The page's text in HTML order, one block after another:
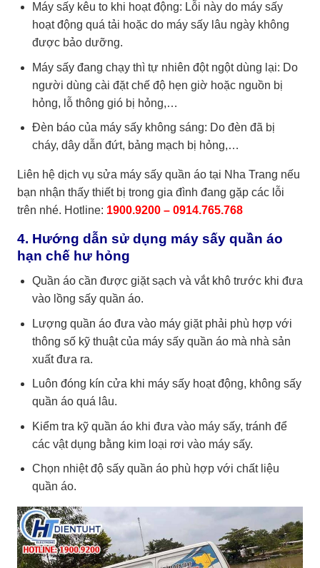
Máy sấy kêu to khi hoạt động: Lỗi này do máy sấy
hoạt động quá tải hoặc do máy sấy lâu ngày không
được bảo dưỡng.
Máy sấy đang chạy thì tự nhiên đột ngột dùng lại: Do
người dùng cài đặt chế độ hẹn giờ hoặc nguồn bị
hỏng, lỗ thông gió bị hỏng,…
Đèn báo của máy sấy không sáng: Do đèn đã bị
cháy, dây dẫn đứt, bảng mạch bị hỏng,…
Liên hệ dịch vụ sửa máy sấy quần áo tại Nha Trang nếu
bạn nhận thấy thiết bị trong gia đình đang gặp các lỗi
trên nhé. Hotline: 1900.9200 – 0914.765.768
4. Hướng dẫn sử dụng máy sấy quần áo
hạn chế hư hỏng
Quần áo cần được giặt sạch và vắt khô trước khi đưa
vào lồng sấy quần áo.
Lượng quần áo đưa vào máy giặt phải phù hợp với
thông số kỹ thuật của máy sấy quần áo mà nhà sản
xuất đưa ra.
Luôn đóng kín cửa khi máy sấy hoạt động, không sấy
quần áo quá lâu.
Kiểm tra kỹ quần áo khi đưa vào máy sấy, tránh để
các vật dụng bằng kim loại rơi vào máy sấy.
Chọn nhiệt độ sấy quần áo phù hợp với chất liệu
quần áo.